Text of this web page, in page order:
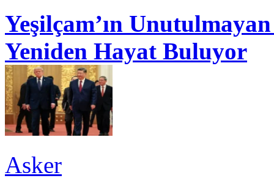
Yeşilçam’ın
Yeniden Hayat Buluyor
Asker